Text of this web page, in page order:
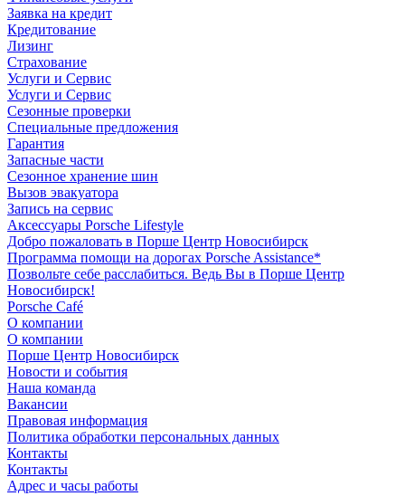
Заявка на кредит
Кредитование
Лизинг
Страхование
Услуги и Сервис
Услуги и Сервис
Сезонные проверки
Специальные предложения
Гарантия
Запасные части
Сезонное хранение шин
Вызов эвакуатора
Запись на сервис
Аксессуары Porsche Lifestyle
Добро пожаловать в Порше Центр Новосибирск
Программа помощи на дорогах Porsche Assistance*
Позвольте себе расслабиться. Ведь Вы в Порше Центр
Новосибирск!
Porsche Café
О компании
О компании
Порше Центр Новосибирск
Новости и события
Наша команда
Вакансии
Правовая информация
Политика обработки персональных данных
Контакты
Контакты
Адрес и часы работы